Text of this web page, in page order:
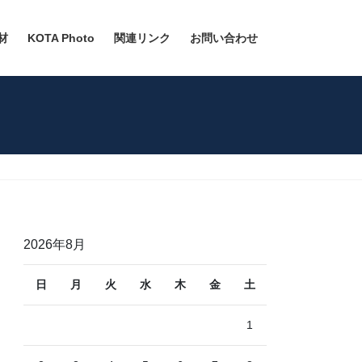
KOTA Photo 関連リンク お問い合わせ
2026年8月
日 月 火 水 木 金 土
1